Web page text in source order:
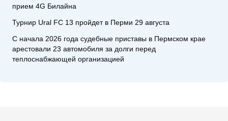
прием 4G Билайна
Турнир Ural FC 13 пройдет в Перми 29 августа
С начала 2026 года судебные приставы в Пермском крае
арестовали 23 автомобиля за долги перед
теплоснабжающей организацией